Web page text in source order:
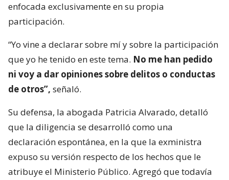
enfocada exclusivamente en su propia
participación.
“Yo vine a declarar sobre mí y sobre la participación
que yo he tenido en este tema. No me han pedido
ni voy a dar opiniones sobre delitos o conductas
de otros”, señaló.
Su defensa, la abogada Patricia Alvarado, detalló
que la diligencia se desarrolló como una
declaración espontánea, en la que la exministra
expuso su versión respecto de los hechos que le
atribuye el Ministerio Público. Agregó que todavía